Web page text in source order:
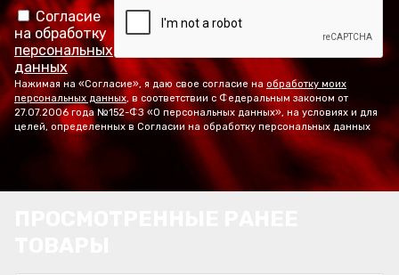
Согласие
на обработку
персональных
данных
Нажимая на «Согласие», я даю свое согласие на обработку моих
персональных данных, в соответствии с Федеральным законом от
27.07.2006 года №152-ФЗ «О персональных данных», на условиях и для
целей, определенных в Согласии на обработку персональных данных